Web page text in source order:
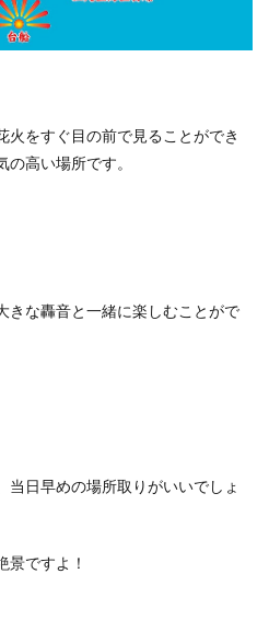
火をすぐ目の前で見ることができ
高い場所です。
きな轟音と一緒に楽しむことがで
当日早めの場所取りがいいでしょ
景ですよ！